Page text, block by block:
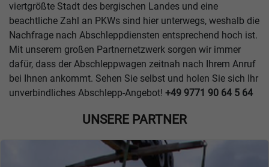
viertgrößte Stadt des bergischen Landes und eine
beachtliche Zahl an PKWs sind hier unterwegs, weshalb die
Nachfrage nach Abschleppdiensten entsprechend hoch ist.
Mit unserem großen Partnernetzwerk sorgen wir immer
dafür, dass der Abschleppwagen zeitnah nach Ihrem Anruf
bei Ihnen ankommt. Sehen Sie selbst und holen Sie sich Ihr
unverbindliches Abschlepp-Angebot! +49 9771 90 64 5 64
UNSERE PARTNER